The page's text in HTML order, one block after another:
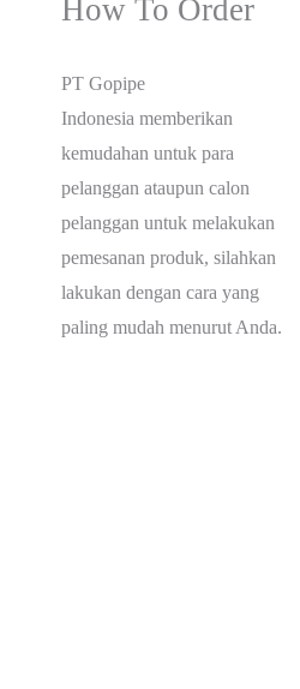
How To Order
PT Gopipe
Indonesia memberikan
kemudahan untuk para
pelanggan ataupun calon
pelanggan untuk melakukan
pemesanan produk, silahkan
lakukan dengan cara yang
paling mudah menurut Anda.